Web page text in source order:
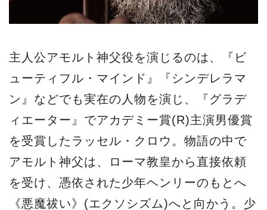
主人公アモルト神父役を演じるのは、『ビ
ューティフル・マインド』『シンデレラマ
ン』などでも実在の人物を演じ、『グラデ
ィエーター』でアカデミー賞(R)主演男優賞
を受賞したラッセル・クロウ。物語の中で
アモルト神父は、ローマ教皇から直接依頼
を受け、憑依された少年ヘンリーのもとへ
《悪魔祓い》(エクソシズム)へと向かう。少